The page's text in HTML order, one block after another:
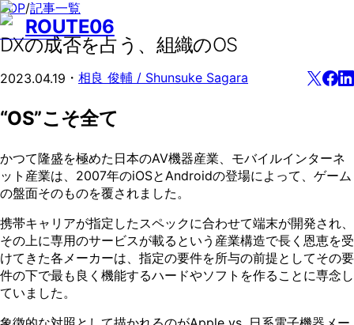
ROUTE06
TOP/記事一覧
DXの成否を占う、組織のOS
2023.04.19 ・ 相良 俊輔 / Shunsuke Sagara
“OS”こそ全て
かつて隆盛を極めた⽇本のAV機器産業、モバイルインターネ
ット産業は、2007年のiOSとAndroidの登場によって、ゲーム
の盤⾯そのものを覆されました。
携帯キャリアが指定したスペックに合わせて端末が開発され、
その上に専⽤のサービスが載るという産業構造で⻑く恩恵を受
けてきた各メーカーは、指定の要件を所与の前提としてその要
件の下で最も良く機能するハードやソフトを作ることに専念し
ていました。